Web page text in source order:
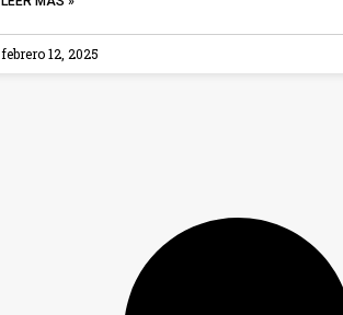
febrero 12, 2025